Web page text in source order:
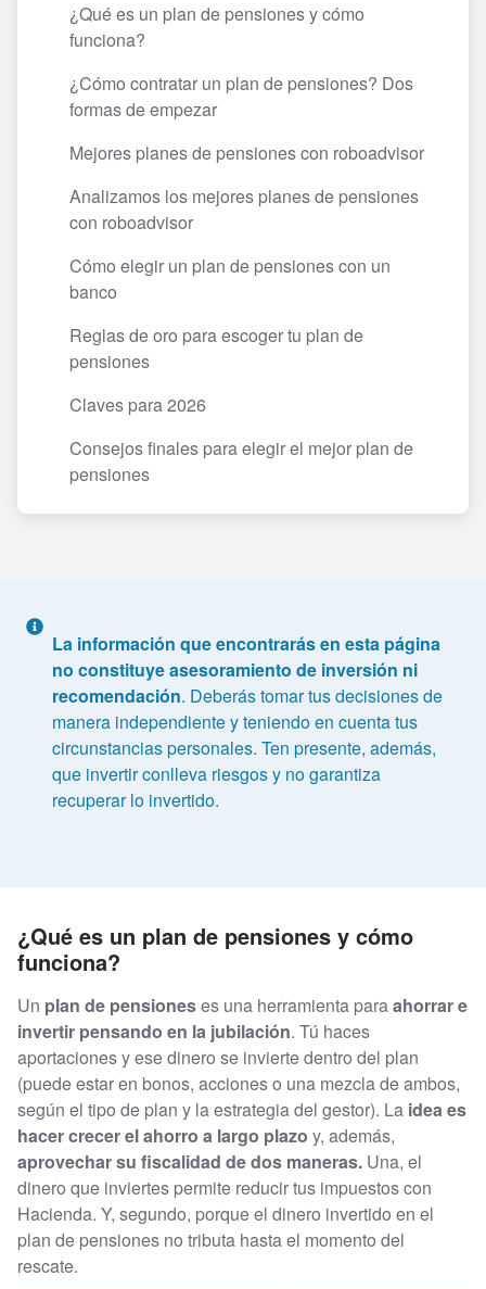
¿Qué es un plan de pensiones y cómo
funciona?
¿Cómo contratar un plan de pensiones? Dos
formas de empezar
Mejores planes de pensiones con roboadvisor
Analizamos los mejores planes de pensiones
con roboadvisor
Cómo elegir un plan de pensiones con un
banco
Reglas de oro para escoger tu plan de
pensiones
Claves para 2026
Consejos finales para elegir el mejor plan de
pensiones
La información que encontrarás en esta página
no constituye asesoramiento de inversión ni
recomendación. Deberás tomar tus decisiones de
manera independiente y teniendo en cuenta tus
circunstancias personales. Ten presente, además,
que invertir conlleva riesgos y no garantiza
recuperar lo invertido.
¿Qué es un plan de pensiones y cómo
funciona?
Un plan de pensioneses una herramienta paraahorrar e
invertir pensando en la jubilación. Tú haces
aportaciones y ese dinero se invierte dentro del plan
(puede estar en bonos, acciones o una mezcla de ambos,
según el tipo de plan y la estrategia del gestor). La idea es
hacer crecer el ahorro a largo plazo y, además,
aprovechar su fiscalidad de dos maneras. Una, el
dinero que inviertes permite reducir tus impuestos con
Hacienda. Y, segundo, porque el dinero invertido en el
plan de pensiones no tributa hasta el momento del
rescate.